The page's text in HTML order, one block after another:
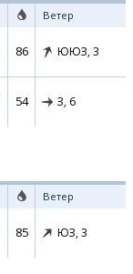
Ветер
86 ЮЮЗ, 3
54 З, 6
Ветер
85 ЮЗ, 3